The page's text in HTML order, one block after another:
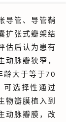
导管、导管鞘
扩张式瓣架结
估后认为患有
脉瓣狭窄，
龄大于等于70
可选择性通过
物瓣膜植入到
动脉瓣膜，改